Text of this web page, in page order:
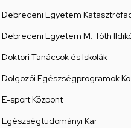
Debreceni Egyetem
Debreceni Egyetem M. Tóth
Doktori Tanácsok és Iskolák
Dolgozói Egészségprogramok
E-sport Központ
Egészségtudományi Kar